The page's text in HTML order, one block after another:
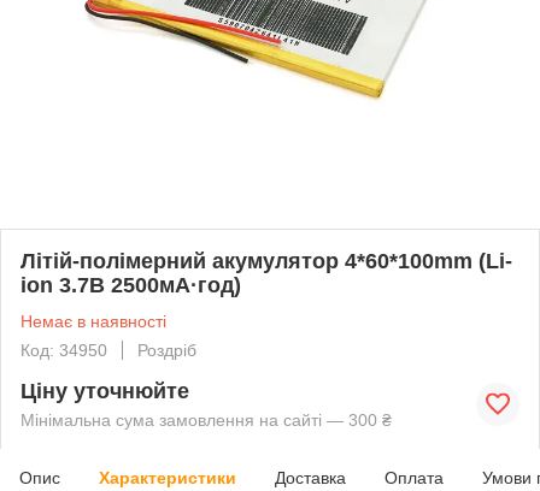
Літій-полімерний акумулятор 4*60*100mm (Li-
ion 3.7В 2500мА·год)
Немає в наявності
Код: 34950
Роздріб
Ціну уточнюйте
Мінімальна сума замовлення на сайті — 300 ₴
Опис Характеристики Доставка Оплата Умови